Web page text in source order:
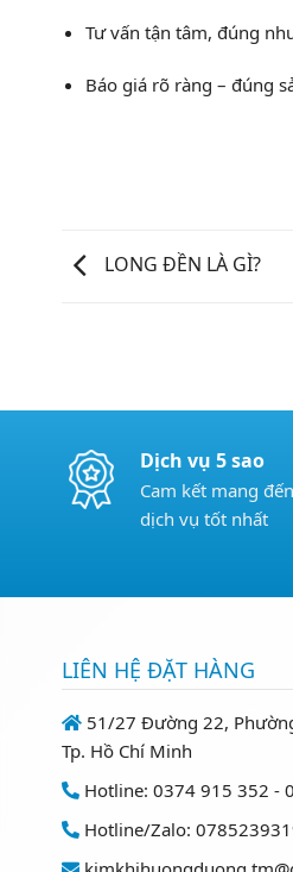
Tư vấn tận tâm, đúng
Báo giá rõ ràng – đúng
LONG ĐỀN LÀ GÌ?
Dịch vụ 5 sao
Cam kết mang
dịch vụ tốt nhất
LIÊN HỆ ĐẶT HÀNG
51/27 Đường 22,
Tp. Hồ Chí Minh
Hotline: 0374 915 352 -
Hotline/Zalo: